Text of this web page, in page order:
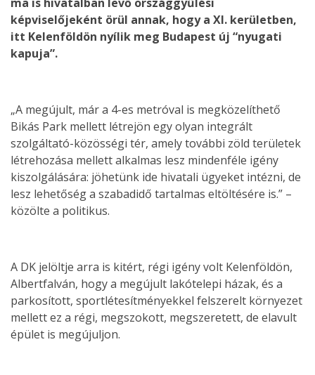
képviselőjeként örül annak, hogy a XI. kerületben,
itt Kelenföldön nyílik meg Budapest új “nyugati
kapuja”.
„A megújult, már a 4-es metróval is megközelíthető
Bikás Park mellett létrejön egy olyan integrált
szolgáltató-közösségi tér, amely további zöld területek
létrehozása mellett alkalmas lesz mindenféle igény
kiszolgálására: jöhetünk ide hivatali ügyeket intézni, de
lesz lehetőség a szabadidő tartalmas eltöltésére is.” –
közölte a politikus.
A DK jelöltje arra is kitért, régi igény volt Kelenföldön,
Albertfalván, hogy a megújult lakótelepi házak, és a
parkosított, sportlétesítményekkel felszerelt környezet
mellett ez a régi, megszokott, megszeretett, de elavult
épület is megújuljon.